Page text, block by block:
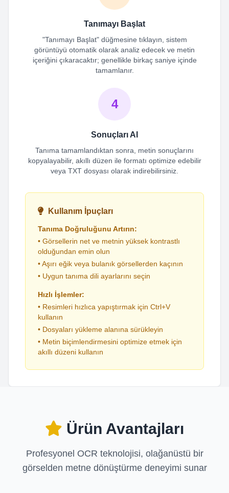
Tanımayı Başlat
"Tanımayı Başlat" düğmesine tıklayın, sistem
görüntüyü otomatik olarak analiz edecek ve metin
içeriğini çıkaracaktır; genellikle birkaç saniye içinde
tamamlanır.
4
Sonuçları Al
Tanıma tamamlandıktan sonra, metin sonuçlarını
kopyalayabilir, akıllı düzen ile formatı optimize edebilir
veya TXT dosyası olarak indirebilirsiniz.
Kullanım İpuçları
Tanıma Doğruluğunu Artırın:
• Görsellerin net ve metnin yüksek kontrastlı
olduğundan emin olun
• Aşırı eğik veya bulanık görsellerden kaçının
• Uygun tanıma dili ayarlarını seçin
Hızlı İşlemler:
• Resimleri hızlıca yapıştırmak için Ctrl+V
kullanın
• Dosyaları yükleme alanına sürükleyin
• Metin biçimlendirmesini optimize etmek için
akıllı düzeni kullanın
Ürün Avantajları
Profesyonel OCR teknolojisi, olağanüstü bir
görselden metne dönüştürme deneyimi sunar